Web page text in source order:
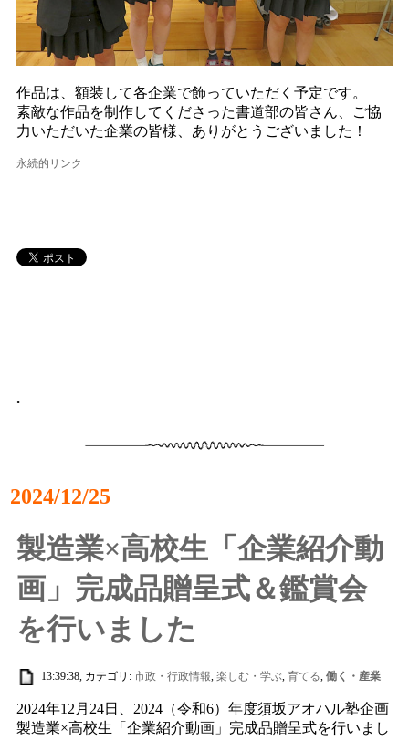
作品は、額装して各企業で飾っていただく予定です。
素敵な作品を制作してくださった書道部の皆さん、ご協
力いただいた企業の皆様、ありがとうございました！
永続的リンク
•
2024/12/25
製造業×高校生「企業紹介動
画」完成品贈呈式＆鑑賞会
を行いました
13:39:38, カテゴリ:市政・行政情報,楽しむ・学ぶ,育てる,働く・産業
2024年12月24日、2024（令和6）年度須坂アオハル塾企画
製造業×高校生「企業紹介動画」完成品贈呈式を行いまし